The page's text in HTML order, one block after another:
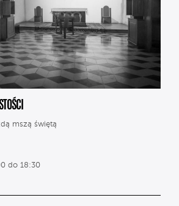
mszą świętą
do 18:30